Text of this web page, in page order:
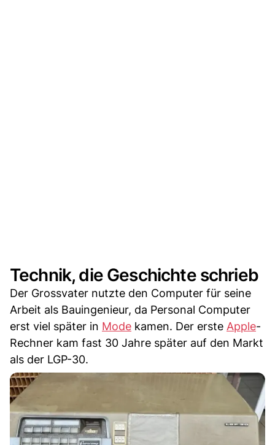
Technik, die Geschichte schrieb
Der Grossvater nutzte den Computer für seine
Arbeit als Bauingenieur, da Personal Computer
erst viel später in Mode kamen. Der erste Apple-
Rechner kam fast 30 Jahre später auf den Markt
als der LGP-30.